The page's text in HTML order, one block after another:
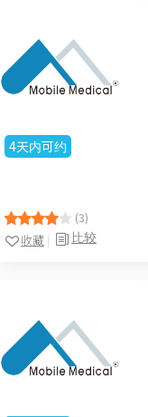
4天内可约
(3)
比较
收藏